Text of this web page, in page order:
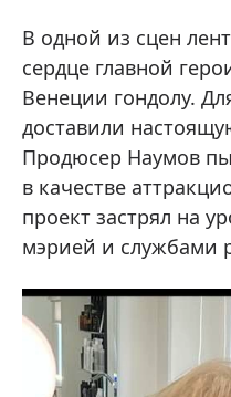
В одной из сцен
сердце главной
Венеции гондолу.
доставили
Продюсер Наумов
в качестве
проект застрял на
мэрией и службами